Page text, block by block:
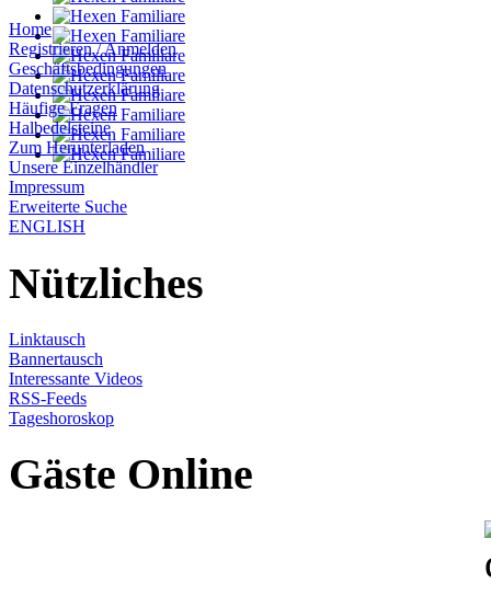
Home
Registrieren / Anmelden
Geschäftsbedingungen
Datenschutzerklärung
Häufige Fragen
Halbedelsteine
Zum Herunterladen
Unsere Einzelhändler
Impressum
Erweiterte Suche
ENGLISH
Nützliches
Linktausch
Bannertausch
Interessante Videos
RSS-Feeds
Tageshoroskop
Gäste Online